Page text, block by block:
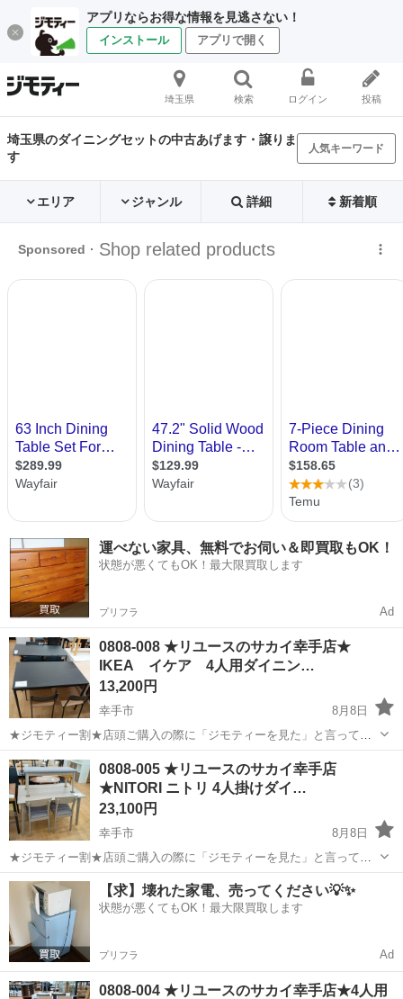
アプリならお得な情報を見逃さない！
インストール アプリで開く
埼玉県 検索 ログイン 投稿
埼玉県のダイニングセットの中古あげます・譲りま
す
人気キーワード
エリア ジャンル 詳細 新着順
運べない家具、無料でお伺い＆即買取もOK！
状態が悪くてもOK！最大限買取します
プリフラ Ad
0808-008 ★リユースのサカイ幸手店★
IKEA イケア 4人用ダイニン…
13,200円
幸手市
8月8日
★ジモティー割★店頭ご購入の際に「ジモティーを見た」と言ってい
ただくとジモティー限定価格（掲載価格の10%OFF）でご購入が可能
です。 必ずご精算前にスタッフまでお伝えくださいませ。 ---------------
-...
埼玉 幸手市 ダイニングセット サカイ
0808-005 ★リユースのサカイ幸手店
★NITORI ニトリ 4人掛けダイ…
23,100円
幸手市
8月8日
★ジモティー割★店頭ご購入の際に「ジモティーを見た」と言ってい
ただくとジモティー限定価格（掲載価格の10%OFF）でご購入が可能
です。 必ずご精算前にスタッフまでお伝えくださいませ。 ---------------
埼玉 幸手市 ダイニングセット サカイ
【求】壊れた家電、売ってください💡✨
状態が悪くてもOK！最大限買取します
プリフラ Ad
0808-004 ★リユースのサカイ幸手店★4人用